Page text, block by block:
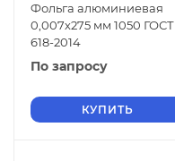
Фольга алюминиевая
0,007х275 мм 1050 ГОСТ
618-2014
По запросу
КУПИТЬ